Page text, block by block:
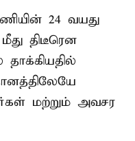
24 வயது
திடீரென
மற்றும் அவசர